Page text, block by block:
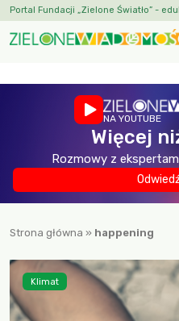
Portal Fundacji „Zielone Światło” -
NA YOUTUBE
Więcej
Rozmowy z
Strona główna » happening
Klimat